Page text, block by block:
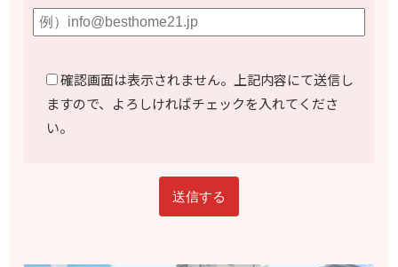
確認画面は表示されません。上記内容にて送信し
ますので、よろしければチェックを入れてくださ
い。